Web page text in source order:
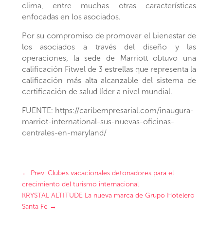
clima, entre muchas otras características
enfocadas en los asociados.
Por su compromiso de promover el bienestar de
los asociados a través del diseño y las
operaciones, la sede de Marriott obtuvo una
calificación Fitwel de 3 estrellas que representa la
calificación más alta alcanzable del sistema de
certificación de salud líder a nivel mundial.
FUENTE: https://caribempresarial.com/inaugura-
marriot-international-sus-nuevas-oficinas-
centrales-en-maryland/
← Prev: Clubes vacacionales detonadores para el
crecimiento del turismo internacional
KRYSTAL ALTITUDE La nueva marca de Grupo Hotelero
Santa Fe →